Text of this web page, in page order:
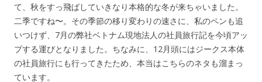
て、秋をすっ飛ばしていきなり本格的な冬が来ちゃいました。
二季ですね〜。その季節の移り変わりの速さに、私のペンも追
いつけず、7月の弊社ベトナム現地法人の社員旅行記を今頃アッ
プする運びとなりました。ちなみに、12月頭にはジークス本体
の社員旅行にも行ってきたため、本当はこちらのネタも溜まっ
ています。